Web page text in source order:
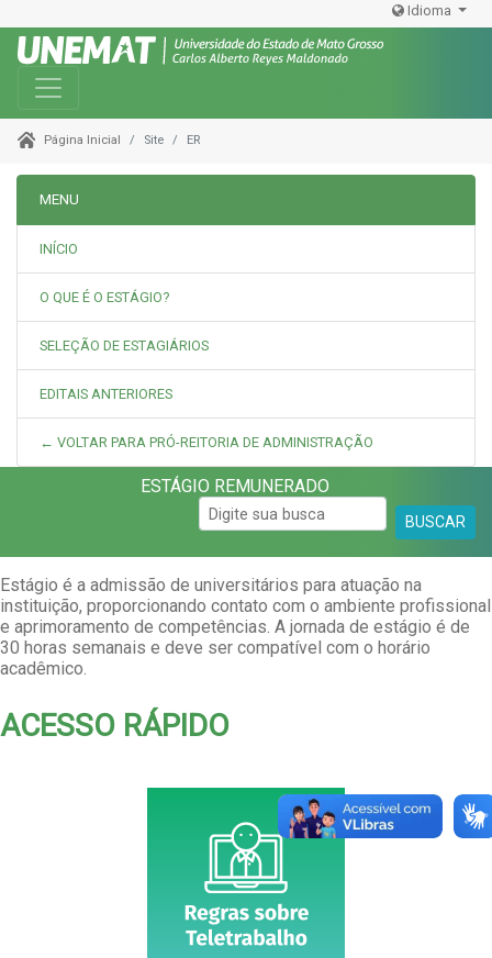
Idioma
Toggle navigation
Página Inicial Site ER
MENU
INÍCIO
O QUE É O ESTÁGIO?
SELEÇÃO DE ESTAGIÁRIOS
EDITAIS ANTERIORES
← VOLTAR PARA PRÓ-REITORIA DE ADMINISTRAÇÃO
ESTÁGIO REMUNERADO
BUSCAR
Estágio é a admissão de universitários para atuação na
instituição, proporcionando contato com o ambiente profissional
e aprimoramento de competências. A jornada de estágio é de
30 horas semanais e deve ser compatível com o horário
acadêmico.
ACESSO RÁPIDO